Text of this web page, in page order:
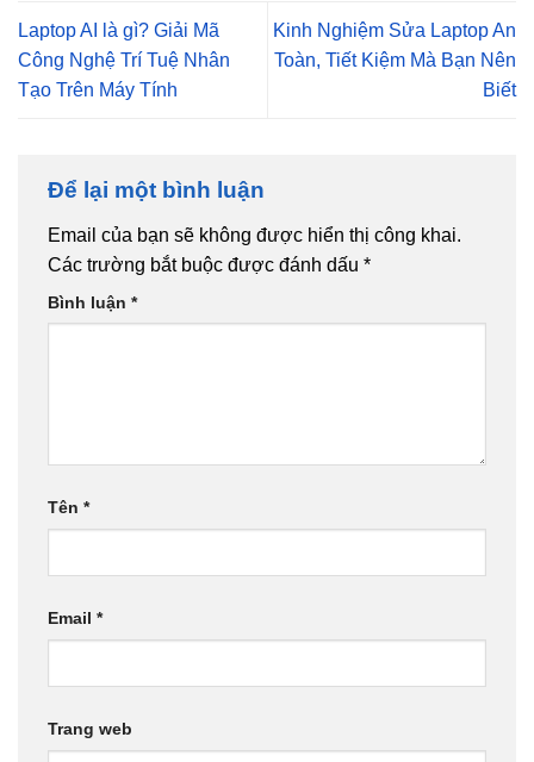
Laptop AI là gì? Giải Mã
Công Nghệ Trí Tuệ Nhân
Tạo Trên Máy Tính
Kinh Nghiệm Sửa Laptop An
Toàn, Tiết Kiệm Mà Bạn Nên
Biết
Để lại một bình luận
Email của bạn sẽ không được hiển thị công khai.
Các trường bắt buộc được đánh dấu *
Bình luận *
Tên *
Email *
Trang web